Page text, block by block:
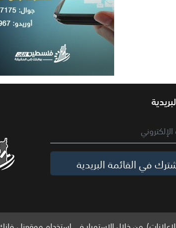
في القائمة البريدية